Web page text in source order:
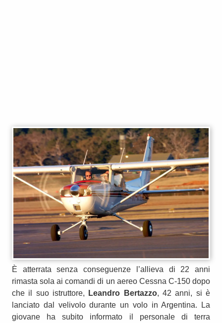
È atterrata senza conseguenze l’allieva di 22 anni
rimasta sola ai comandi di un aereo Cessna C-150 dopo
che il suo istruttore,
Leandro Bertazzo, 42 anni, si è
lanciato dal velivolo durante un volo in Argentina. La
giovane ha subito informato il personale di terra